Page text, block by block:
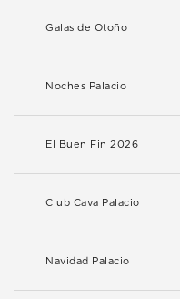
Galas de Otoño
Noches Palacio
El Buen Fin 2026
Club Cava Palacio
Navidad Palacio